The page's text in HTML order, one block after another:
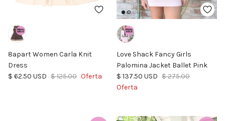
8apart Women Carla Knit
Dress
Precio de venta
$ 62.50 USD Precio normal
$ 125.00 Oferta
Love Shack Fancy Girls
Palomina Jacket Ballet Pink
Precio de venta
$ 137.50 USD Precio normal
$ 275.00
Oferta